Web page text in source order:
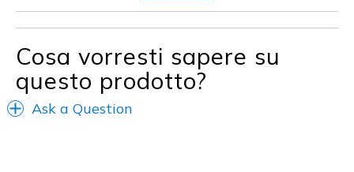
Cosa vorresti sapere su
questo prodotto?
Ask a Question